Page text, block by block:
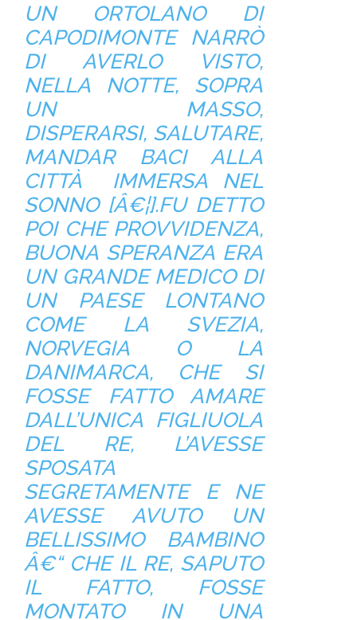
UN ORTOLANO DI
CAPODIMONTE NARRÒ
DI AVERLO VISTO,
NELLA NOTTE, SOPRA
UN MASSO,
DISPERARSI, SALUTARE,
MANDAR BACI ALLA
CITTÀ IMMERSA NEL
SONNO [Â€¦].FU DETTO
POI CHE PROVVIDENZA,
BUONA SPERANZA ERA
UN GRANDE MEDICO DI
UN PAESE LONTANO
COME LA SVEZIA,
NORVEGIA O LA
DANIMARCA, CHE SI
FOSSE FATTO AMARE
DALL’UNICA FIGLIUOLA
DEL RE, L’AVESSE
SPOSATA
SEGRETAMENTE E NE
AVESSE AVUTO UN
BELLISSIMO BAMBINO
Â€“ CHE IL RE, SAPUTO
IL FATTO, FOSSE
MONTATO IN UNA